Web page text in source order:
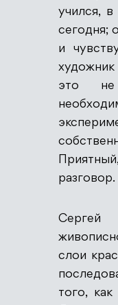
учился,
сегодня;
и
это не
разговор.
слои
того,